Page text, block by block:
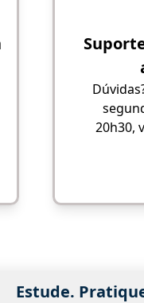
20h30,
Estude.